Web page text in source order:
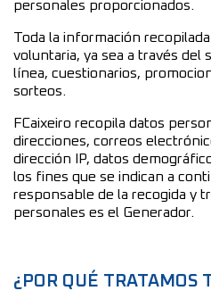
personales proporcionados.
Toda la información
voluntaria, ya sea a través del
línea, cuestionarios,
sorteos.
FCaixeiro recopila datos
direcciones, correos
dirección IP, datos
los fines que se indican a
responsable de la recogida y
personales es el Generador.
¿POR QUÉ TRATAMOS